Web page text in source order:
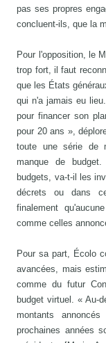
pas ses propres
concluent-ils, que la
Pour l'opposition, le
trop fort, il faut
que les États
qui n'a jamais eu
pour financer son
pour 20 ans »,
toute une série de
manque de
budgets, va-t-il les
décrets ou dans
finalement
comme celles
Pour sa part, Écolo
avancées, mais
comme du futur
budget virtuel. « Au-
montants
prochaines années